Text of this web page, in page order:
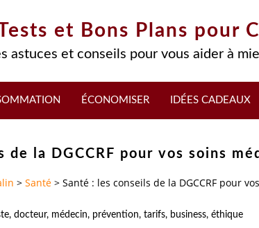
et Bons Plans pour
astuces et conseils pour vous aider à
ÉCONOMISER IDÉES CADEAUX
de la DGCCRF pour vos soins
> Santé > Santé : les conseils de la DGCCRF pour
, docteur, médecin, prévention, tarifs, business, éthique